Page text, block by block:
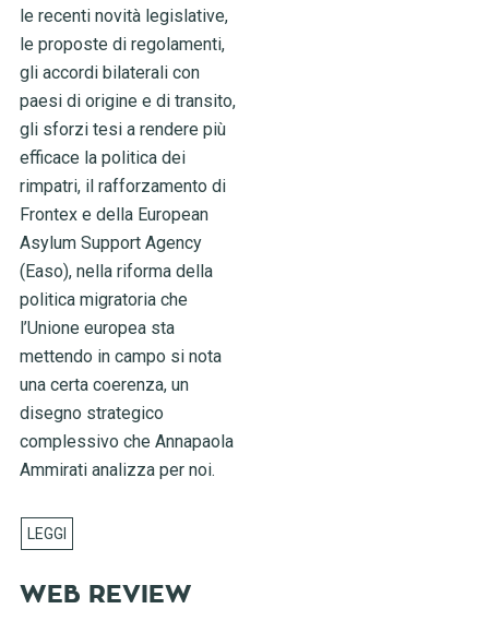
le recenti novità legislative,
le proposte di regolamenti,
gli accordi bilaterali con
paesi di origine e di transito,
gli sforzi tesi a rendere più
efficace la politica dei
rimpatri, il rafforzamento di
Frontex e della European
Asylum Support Agency
(Easo), nella riforma della
politica migratoria che
l’Unione europea sta
mettendo in campo si nota
una certa coerenza, un
disegno strategico
complessivo che Annapaola
Ammirati analizza per noi.
WEB REVIEW